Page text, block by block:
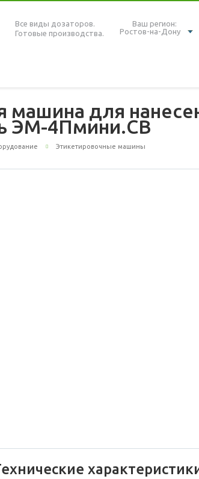
Все виды дозаторов.
Готовые производства.
Ваш регион:
Ростов-на-Дону
машина для
ЭМ-4Пмини.СВ
Этикетировочные машины